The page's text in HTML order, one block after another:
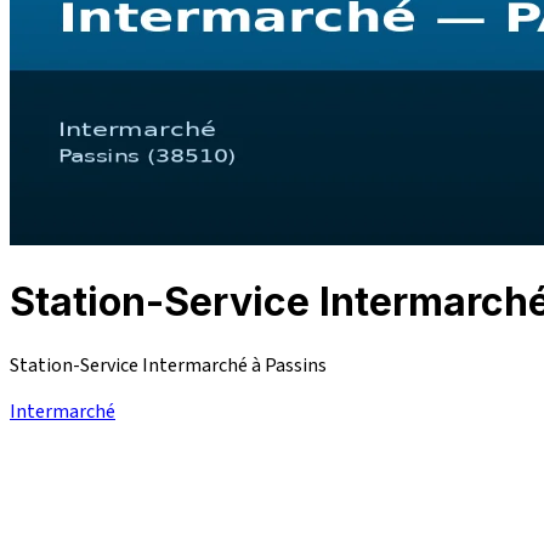
Station-Service
Station-Service Intermarché à Passins
Intermarché